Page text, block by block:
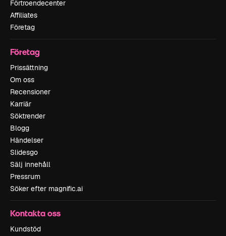
Förtroendecenter
Affiliates
Företag
Företag
Prissättning
Om oss
Recensioner
Karriär
Söktrender
Blogg
Händelser
Slidesgo
Sälj innehåll
Pressrum
Söker efter magnific.ai
Kontakta oss
Kundstöd